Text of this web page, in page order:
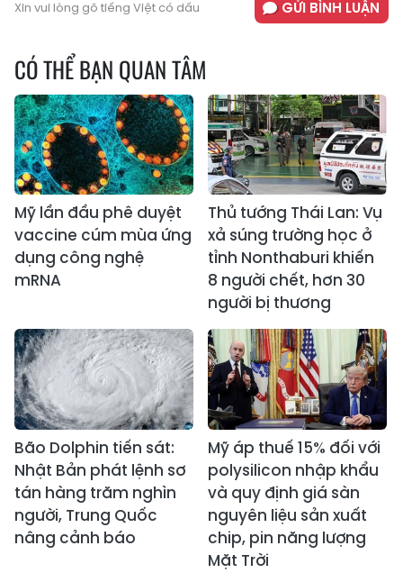
Xin vui lòng gõ tiếng Việt có dấu GỬI BÌNH LUẬN
CÓ THỂ BẠN QUAN TÂM
Mỹ lần đầu phê duyệt
vaccine cúm mùa ứng
dụng công nghệ
mRNA
Thủ tướng Thái Lan: Vụ
xả súng trường học ở
tỉnh Nonthaburi khiến
8 người chết, hơn 30
người bị thương
Bão Dolphin tiến sát:
Nhật Bản phát lệnh sơ
tán hàng trăm nghìn
người, Trung Quốc
nâng cảnh báo
Mỹ áp thuế 15% đối với
polysilicon nhập khẩu
và quy định giá sàn
nguyên liệu sản xuất
chip, pin năng lượng
Mặt Trời